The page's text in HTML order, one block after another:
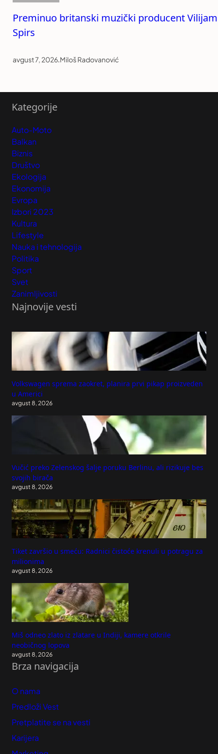
Preminuo britanski muzički producent
Spirs
avgust 7, 2026.Miloš Radovanović
Kategorije
Auto-Moto
Balkan
Biznis
Društvo
Ekologija
Ekonomija
Evropa
Izbori 2023
Kultura
Lifestyle
Nauka i tehnologija
Politika
Sport
Svet
Zanimljivosti
Najnovije vesti
Volkswagen sprema zaokret, planira prvi pikap proizveden
u Americi
avgust 8, 2026
Vučić preko Zelenskog šalje poruku Berlinu, ali rizikuje bes
svojih birača
avgust 8, 2026
Tiket završio u smeću: Radnici čistoće krenuli u potragu za
milionima
avgust 8, 2026
Miš odneo zlato iz zlatare u Indiji, kamere otkrile
neobičnog lopova
avgust 8, 2026
Brza navigacija
O nama
Predloži Vest
Pretplatite se na vesti
Karijera